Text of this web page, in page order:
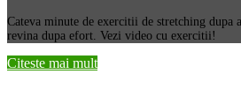
Cateva minute de exercitii de stretching dupa
revina dupa efort. Vezi video cu exercitii!
Citeste mai mult